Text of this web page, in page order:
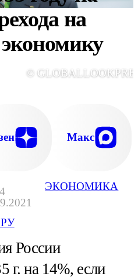
ЭКОНОМИКА
на
©
Макс
России
г. на 14%, если